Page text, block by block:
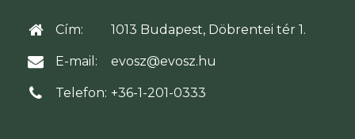
Cím: 1013 Budapest, Döbrentei tér 1.
E-mail: evosz@evosz.hu
Telefon: +36-1-201-0333